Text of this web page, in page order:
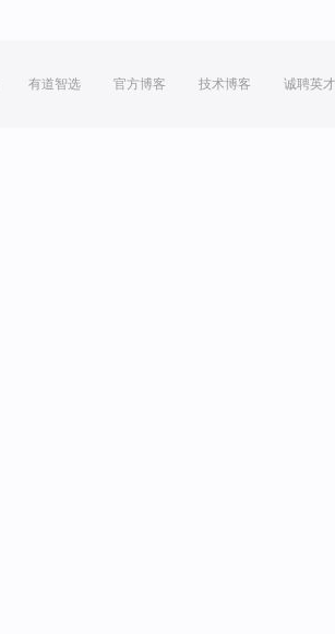
有道智选 官方博客 技术博客 诚聘英才